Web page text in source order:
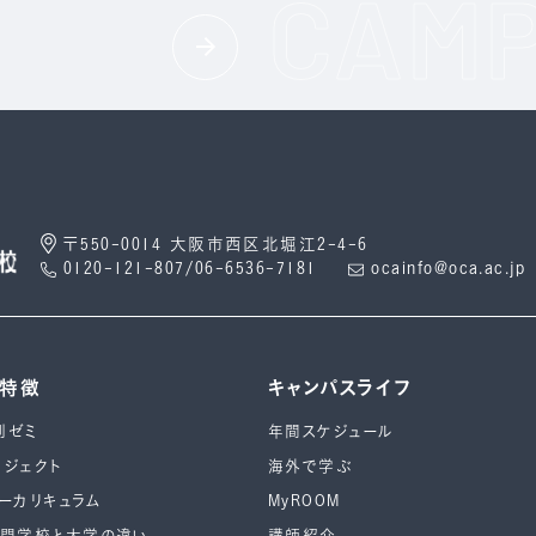
〒550-0014 大阪市西区北堀江2-4-6
0120-121-807/06-6536-7181
ocainfo@oca.ac.jp
徴
ミ
ェクト
カリキュラム
キャンパスライフ
年間スケジュール
海外で学ぶ
MyROOM